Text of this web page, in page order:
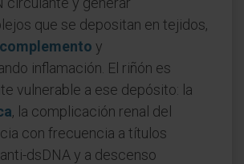
que se depositan en tejidos,
complemento y
inflamación. El riñón es
vulnerable a ese depósito: la
, la complicación renal del
con frecuencia a títulos
dsDNA y a descenso